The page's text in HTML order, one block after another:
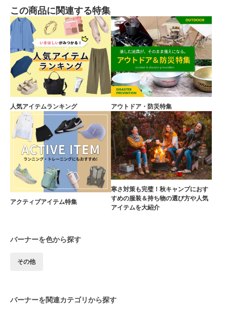
この商品に関連する特集
人気アイテムランキング アウトドア・防災特集
アクティブアイテム特集
寒さ対策も完璧！秋キャンプにおす
すめの服装＆持ち物の選び方や人気
アイテムを大紹介
バーナーを色から探す
その他
バーナーを関連カテゴリから探す